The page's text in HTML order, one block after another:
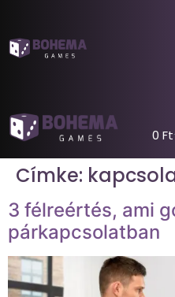
0Ft
Címke:
3 félreértés, ami
párkapcsolatban